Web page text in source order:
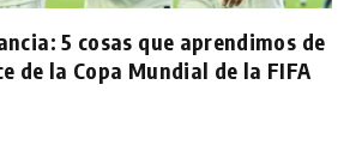
5 cosas que aprendimos de
de la Copa Mundial de la FIFA